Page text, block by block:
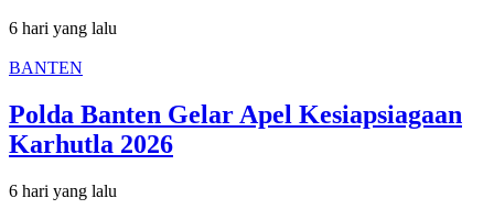
6 hari yang lalu
BANTEN
Polda Banten Gelar Apel Kesiapsiagaan
Karhutla 2026
6 hari yang lalu